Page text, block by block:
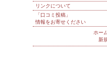
リンクについて
「口コミ投稿」
情報をお寄せください
ホー
新